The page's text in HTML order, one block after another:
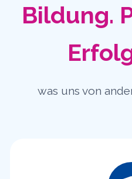
Bildung.
was uns von